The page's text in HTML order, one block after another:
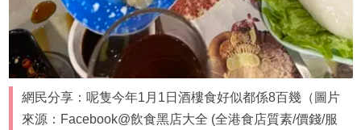
網民分享：呢隻今年1月1日酒樓食好似都係8百幾（圖片
來源：Facebook@飲食黑店大全 (全港食店質素/價錢/服